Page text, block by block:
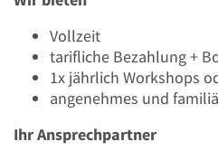
Vollzeit
tarifliche Bezahlung +
1x jährlich Workshops
angenehmes und
Ihr Ansprechpartner